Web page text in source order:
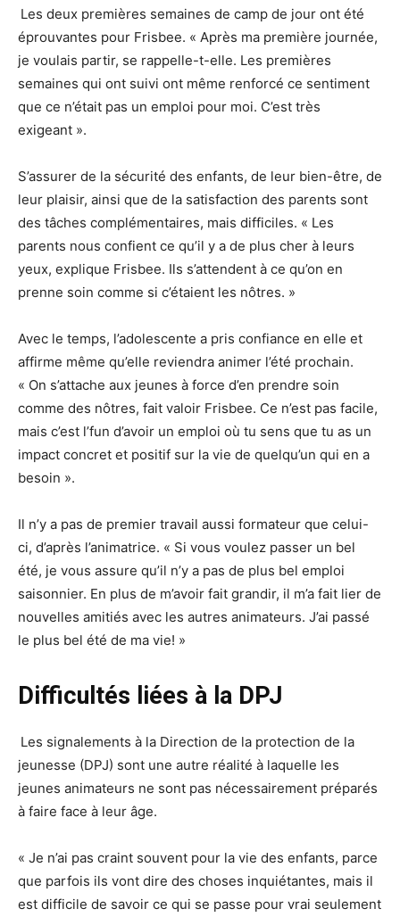
Les deux premières semaines de camp de jour ont été
éprouvantes pour Frisbee. « Après ma première journée,
je voulais partir, se rappelle-t-elle. Les premières
semaines qui ont suivi ont même renforcé ce sentiment
que ce n’était pas un emploi pour moi. C’est très
exigeant ».
S’assurer de la sécurité des enfants, de leur bien-être, de
leur plaisir, ainsi que de la satisfaction des parents sont
des tâches complémentaires, mais difficiles. « Les
parents nous confient ce qu’il y a de plus cher à leurs
yeux, explique Frisbee. Ils s’attendent à ce qu’on en
prenne soin comme si c’étaient les nôtres. »
Avec le temps, l’adolescente a pris confiance en elle et
affirme même qu’elle reviendra animer l’été prochain.
« On s’attache aux jeunes à force d’en prendre soin
comme des nôtres, fait valoir Frisbee. Ce n’est pas facile,
mais c’est l’fun d’avoir un emploi où tu sens que tu as un
impact concret et positif sur la vie de quelqu’un qui en a
besoin ».
Il n’y a pas de premier travail aussi formateur que celui-
ci, d’après l’animatrice. « Si vous voulez passer un bel
été, je vous assure qu’il n’y a pas de plus bel emploi
saisonnier. En plus de m’avoir fait grandir, il m’a fait lier de
nouvelles amitiés avec les autres animateurs. J’ai passé
le plus bel été de ma vie! »
Difficultés liées à la DPJ
Les signalements à la Direction de la protection de la
jeunesse (DPJ) sont une autre réalité à laquelle les
jeunes animateurs ne sont pas nécessairement préparés
à faire face à leur âge.
« Je n’ai pas craint souvent pour la vie des enfants, parce
que parfois ils vont dire des choses inquiétantes, mais il
est difficile de savoir ce qui se passe pour vrai seulement